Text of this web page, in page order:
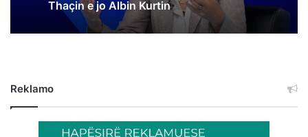
Thaçin e jo Albin Kurtin
Reklamo